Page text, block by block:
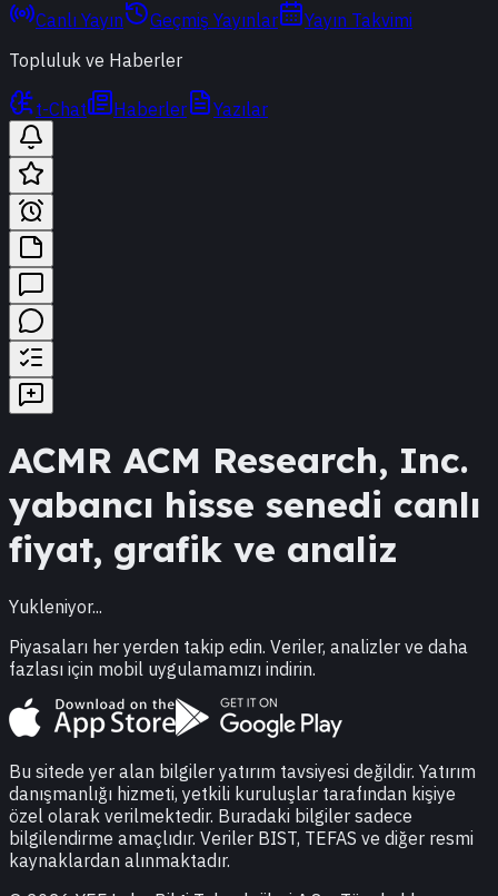
Canlı Yayın Geçmiş Yayınlar
Yayın Takvimi
Topluluk ve Haberler
t-Chat Haberler Yazılar
ACMR ACM Research, Inc.
yabancı hisse senedi canlı
fiyat, grafik ve analiz
Yukleniyor...
Piyasaları her yerden takip edin. Veriler, analizler ve daha
fazlası için mobil uygulamamızı indirin.
Bu sitede yer alan bilgiler yatırım tavsiyesi değildir. Yatırım
danışmanlığı hizmeti, yetkili kuruluşlar tarafından kişiye
özel olarak verilmektedir. Buradaki bilgiler sadece
bilgilendirme amaçlıdır. Veriler BIST, TEFAS ve diğer resmi
kaynaklardan alınmaktadır.